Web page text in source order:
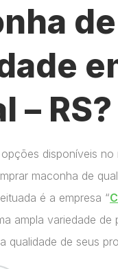
de
– RS?
disponíveis no
maconha de
é a empresa “
ampla variedade de
qualidade de seus